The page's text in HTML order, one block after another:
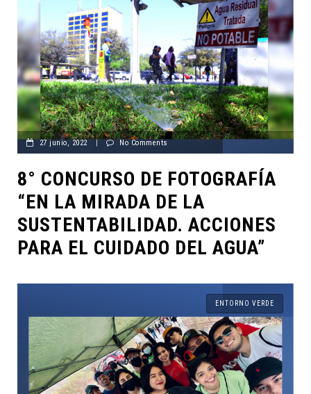
27 junio, 2022 | No Comments
8° CONCURSO DE FOTOGRAFÍA
“EN LA MIRADA DE LA
SUSTENTABILIDAD. ACCIONES
PARA EL CUIDADO DEL AGUA”
ENTORNO VERDE